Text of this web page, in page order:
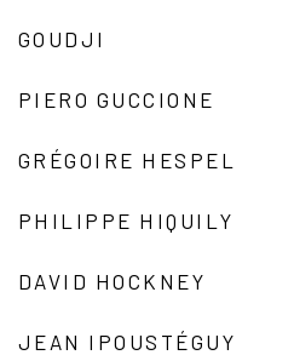
GOUDJI
PIERO GUCCIONE
GRÉGOIRE HESPEL
PHILIPPE HIQUILY
DAVID HOCKNEY
JEAN IPOUSTÉGUY